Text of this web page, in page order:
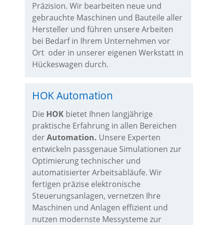
Präzision. Wir bearbeiten neue und
gebrauchte Maschinen und Bauteile aller
Hersteller und führen unsere Arbeiten
bei Bedarf in Ihrem Unternehmen vor
Ort oder in unserer eigenen Werkstatt in
Hückeswagen durch.
HOK Automation
Die HOKbietet Ihnen langjährige
praktische Erfahrung in allen Bereichen
derAutomation. Unsere Experten
entwickeln passgenaue Simulationen zur
Optimierung technischer und
automatisierter Arbeitsabläufe. Wir
fertigen präzise elektronische
Steuerungsanlagen, vernetzen Ihre
Maschinen und Anlagen effizient und
nutzen modernste Messysteme zur